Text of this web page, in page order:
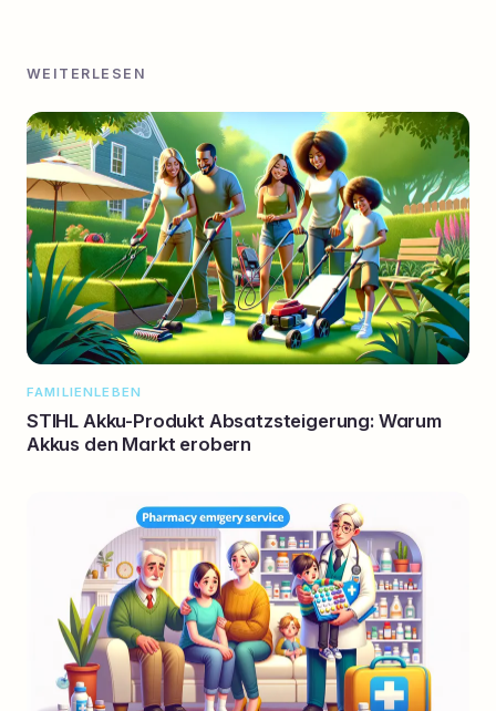
WEITERLESEN
FAMILIENLEBEN
STIHL Akku-Produkt Absatzsteigerung: Warum
Akkus den Markt erobern